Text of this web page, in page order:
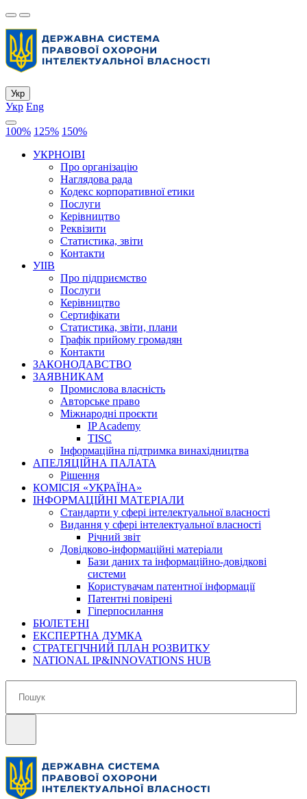
Укр
Укр Eng
100% 125% 150%
УКРНОІВІ
Про організацію
Наглядова рада
Кодекс корпоративної етики
Послуги
Керівництво
Реквізити
Статистика, звіти
Контакти
УІІВ
Про підприємство
Послуги
Керівництво
Cертифікати
Статистика, звіти, плани
Графік прийому громадян
Контакти
ЗАКОНОДАВСТВО
ЗАЯВНИКАМ
Промислова власність
Авторське право
Міжнародні проєкти
IP Academy
TISC
Інформаційна підтримка винахідництва
АПЕЛЯЦІЙНА ПАЛАТА
Рішення
КОМІСІЯ «УКРАЇНА»
ІНФОРМАЦІЙНІ МАТЕРІАЛИ
Стандарти у сфері інтелектуальної власності
Видання у сфері інтелектуальної власності
Річний звіт
Довідково-інформаційні матеріали
Бази даних та інформаційно-довідкові
системи
Користувачам патентної інформації
Патентні повірені
Гіперпосилання
БЮЛЕТЕНІ
ЕКСПЕРТНА ДУМКА
СТРАТЕГІЧНИЙ ПЛАН РОЗВИТКУ
NATIONAL IP&INNOVATIONS HUB